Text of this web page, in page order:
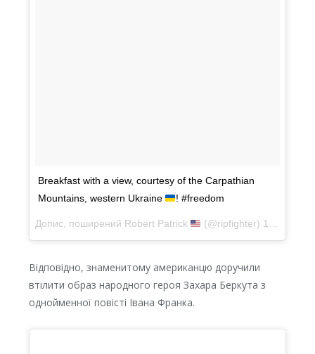
Breakfast with a view, courtesy of the Carpathian
Mountains, western Ukraine
! #freedom
Допис, поширений Robert Patrick (@ripfighter) 15 Чер 2018 р. о 2:18 PDT
Відповідно, знаменитому американцю доручили
втілити образ народного героя Захара Беркута з
однойменної повісті Івана Франка.